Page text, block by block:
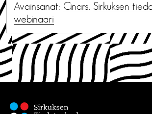
Avainsanat: Cinars, Sirkuksen
webinaari